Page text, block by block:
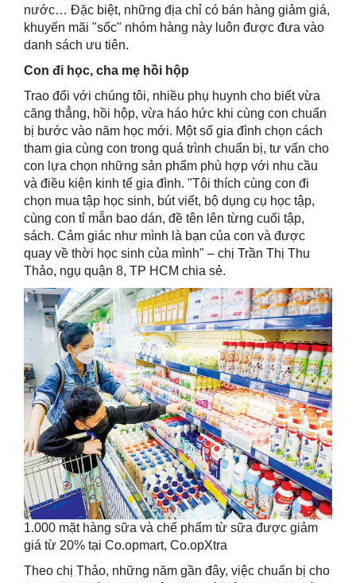
nước… Đặc biệt, những địa chỉ có bán hàng giảm giá,
khuyến mãi "sốc" nhóm hàng này luôn được đưa vào
danh sách ưu tiên.
Con đi học, cha mẹ hồi hộp
Trao đổi với chúng tôi, nhiều phụ huynh cho biết vừa
căng thẳng, hồi hộp, vừa háo hức khi cùng con chuẩn
bị bước vào năm học mới. Một số gia đình chọn cách
tham gia cùng con trong quá trình chuẩn bị, tư vấn cho
con lựa chọn những sản phẩm phù hợp với nhu cầu
và điều kiện kinh tế gia đình. "Tôi thích cùng con đi
chọn mua tập học sinh, bút viết, bộ dụng cụ học tập,
cùng con tỉ mẫn bao dán, đề tên lên từng cuối tập,
sách. Cảm giác như mình là bạn của con và được
quay về thời học sinh của mình" – chị Trần Thị Thu
Thảo, ngụ quận 8, TP HCM chia sẻ.
1.000 mặt hàng sữa và chế phẩm từ sữa được giảm
giá từ 20% tại Co.opmart, Co.opXtra
Theo chị Thảo, những năm gần đây, việc chuẩn bị cho